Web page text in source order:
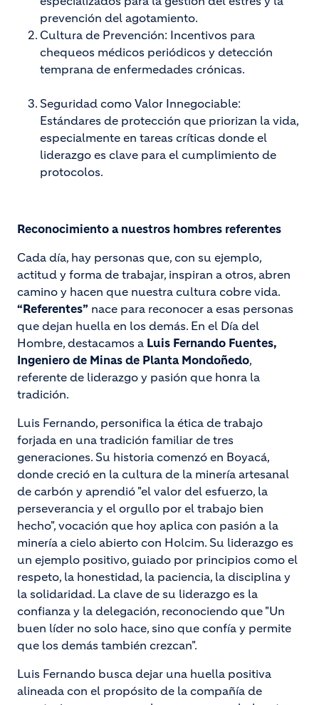
prevención del agotamiento.
Cultura de Prevención: Incentivos para
chequeos médicos periódicos y detección
temprana de enfermedades crónicas.
Seguridad como Valor Innegociable:
Estándares de protección que priorizan la vida,
especialmente en tareas críticas donde el
liderazgo es clave para el cumplimiento de
protocolos.
Reconocimiento a nuestros hombres referentes
Cada día, hay personas que, con su ejemplo,
actitud y forma de trabajar, inspiran a otros, abren
camino y hacen que nuestra cultura cobre vida.
“Referentes” nace para reconocer a esas personas
que dejan huella en los demás. En el Día del
Hombre, destacamos a Luis Fernando Fuentes,
Ingeniero de Minas de Planta Mondoñedo,
referente de liderazgo y pasión que honra la
tradición.
Luis Fernando, personifica la ética de trabajo
forjada en una tradición familiar de tres
generaciones. Su historia comenzó en Boyacá,
donde creció en la cultura de la minería artesanal
de carbón y aprendió "el valor del esfuerzo, la
perseverancia y el orgullo por el trabajo bien
hecho", vocación que hoy aplica con pasión a la
minería a cielo abierto con Holcim. Su liderazgo es
un ejemplo positivo, guiado por principios como el
respeto, la honestidad, la paciencia, la disciplina y
la solidaridad. La clave de su liderazgo es la
confianza y la delegación, reconociendo que "Un
buen líder no solo hace, sino que confía y permite
que los demás también crezcan".
Luis Fernando busca dejar una huella positiva
alineada con el propósito de la compañía de